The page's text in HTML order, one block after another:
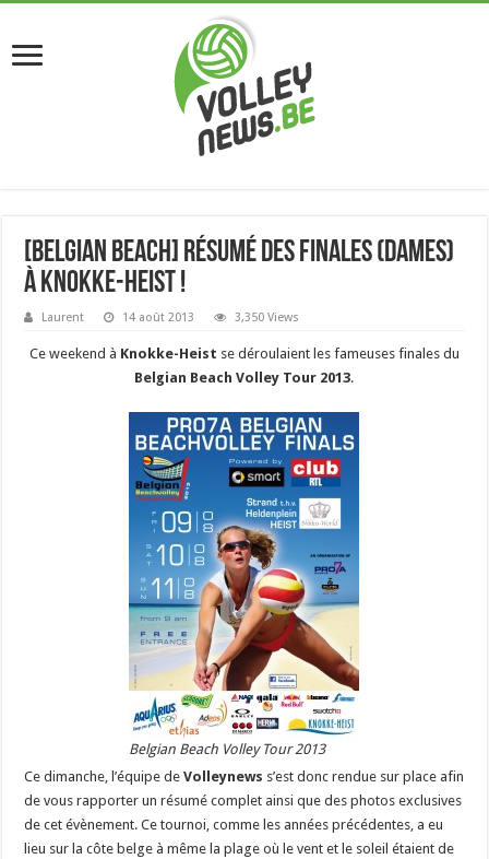
[Belgian Beach] Résumé des finales (dames)
à Knokke-Heist !
Laurent 14 août 2013 3,350 Views
Ce weekend à Knokke-Heist se déroulaient les fameuses finales du
Belgian Beach Volley Tour 2013.
Belgian Beach Volley Tour 2013
Ce dimanche, l’équipe deVolleynews s’est donc rendue sur place afin
de vous rapporter un résumé complet ainsi que des photos exclusives
de cet évènement. Ce tournoi, comme les années précédentes, a eu
lieu sur la côte belge à même la plage où le vent et le soleil étaient de